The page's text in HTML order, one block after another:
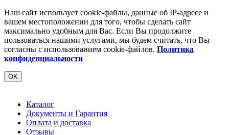
Наш сайт использует cookie-файлы, данные об IP-адресе и
вашем местоположении для того, чтобы сделать сайт
максимально удобным для Вас. Если Вы продолжите
пользоваться нашими услугами, мы будем считать, что Вы
согласны с использованием cookie-файлов. Политика
конфиденциальности
OK
Каталог
Документы и Гарантия
Оплата и доставка
Отзывы